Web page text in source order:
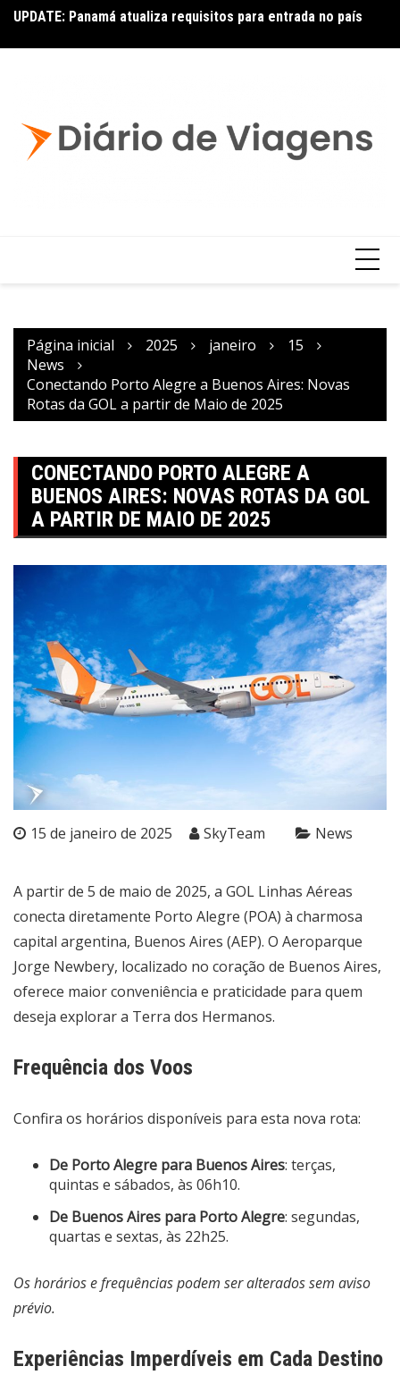
UPDATE: Panamá atualiza requisitos para entrada no país
Latam: novas rotas com Embraer E195-E2
Página inicial 2025 janeiro
15
News
Conectando Porto Alegre a Buenos Aires: Novas
Rotas da GOL a partir de Maio de 2025
CONECTANDO PORTO ALEGRE A
BUENOS AIRES: NOVAS ROTAS DA GOL
A PARTIR DE MAIO DE 2025
15 de janeiro de 2025 SkyTeam News
A partir de 5 de maio de 2025, a GOL Linhas Aéreas
conecta diretamente Porto Alegre (POA) à charmosa
capital argentina, Buenos Aires (AEP). O Aeroparque
Jorge Newbery, localizado no coração de Buenos Aires,
oferece maior conveniência e praticidade para quem
deseja explorar a Terra dos Hermanos.
Frequência dos Voos
Confira os horários disponíveis para esta nova rota:
De Porto Alegre para Buenos Aires: terças,
quintas e sábados, às 06h10.
De Buenos Aires para Porto Alegre: segundas,
quartas e sextas, às 22h25.
Os horários e frequências podem ser alterados sem aviso
prévio.
Experiências Imperdíveis em Cada Destino